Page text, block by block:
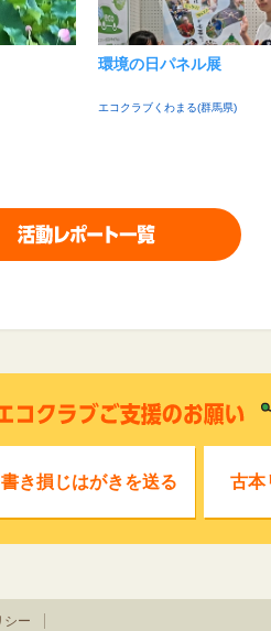
環境の日パネル展
エコクラブくわまる(群馬県)
書き損じはがきを送る 古本
シー